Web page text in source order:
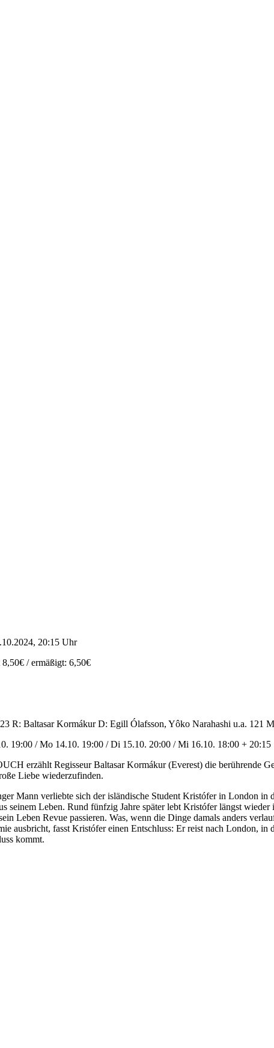
20:15 Uhr
/ ermäßigt: 6,50€
R: Baltasar Kormákur D: Egill Ólafsson, Yôko Narahashi u.a. 121
19:00 / Mo 14.10. 19:00 / Di 15.10. 20:00 / Mi 16.10. 18:00 + 20:15
erzählt Regisseur Baltasar Kormákur (Everest) die berührende
Liebe wiederzufinden.
Mann verliebte sich der isländische Student Kristófer in London in
seinem Leben. Rund fünfzig Jahre später lebt Kristófer längst
Leben Revue passieren. Was, wenn die Dinge damals anders
ausbricht, fasst Kristófer einen Entschluss: Er reist nach London,
kommt.